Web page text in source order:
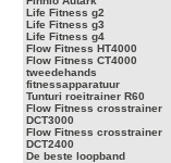
Life Fitness g2
Life Fitness g3
Life Fitness g4
Flow Fitness HT4000
Flow Fitness CT4000
tweedehands
fitnessapparatuur
Tunturi roeitrainer R60
Flow Fitness crosstrainer
DCT3000
Flow Fitness crosstrainer
DCT2400
De beste loopband